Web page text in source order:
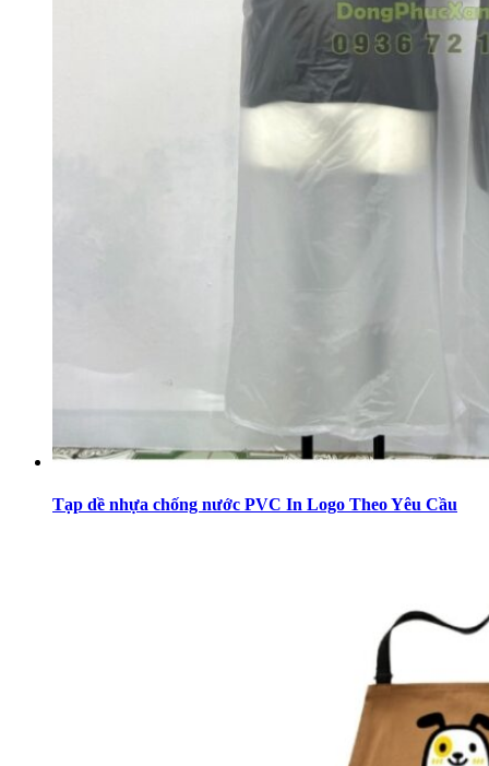
Tạp dề nhựa chống nước PVC In Logo Theo Yêu Cầu